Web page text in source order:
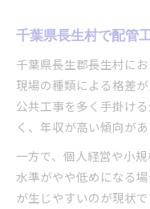
配管工として長生
配管工求人の
配管工とし
配管工の現場
配管工が転職
独立を考える配
配管工が独立
千葉県長生村で配管
千葉県長生郡長生村に
現場の種類による格差
公共工事を多く手掛け
く、年収が高い傾向があ
一方で、個人経営や小
水準がやや低めになる
が生じやすいのが現状